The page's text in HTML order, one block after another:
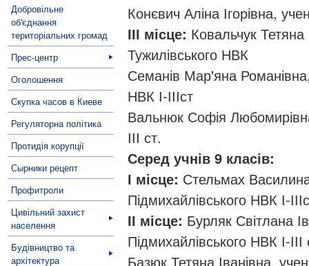
Добровільне
об'єднання
територіальних громад
Прес-центр
Оголошення
Скупка часов в Киеве
Регуляторна політика
Протидія корупції
Сырники рецепт
Профитроли
Цивільний захист
населення
Будівництво та
архітектура
Конєвич Аліна Ігорівна,
ІІІ місце: Ковальчук
Тужилівського НВК
Семанів Мар'яна
НВК І-ІІІст
Вальнюк Софія
ІІІ ст.
Серед учнів 9 класів:
І місце: Стельмах
Підмихайлівського НВК І-
ІІ місце: Бурляк Світлана
Підмихайлівського НВК І-ІІІ
Базюк Тетяна Іванівна,